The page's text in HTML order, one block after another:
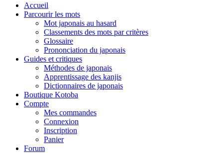
Accueil
Parcourir les mots
Mot japonais au hasard
Classements des mots par critères
Glossaire
Prononciation du japonais
Guides et critiques
Méthodes de japonais
Apprentissage des kanjis
Dictionnaires de japonais
Boutique Kotoba
Compte
Mes commandes
Connexion
Inscription
Panier
Forum